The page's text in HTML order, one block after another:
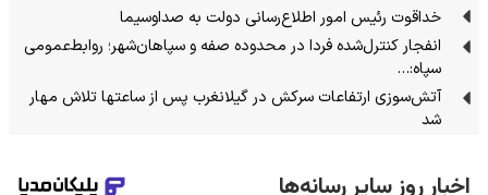
خداقوت رئیس امور اطلاع‌رسانی دولت به صداوسیما
انفجار کنترل‌شده فردا در محدوده صفه و سپاهان‌شهر؛ روابط‌عمومی
سپاه:…
آتش‌سوزی ارتفاعات سرکش در گیلانغرب پس از ساعتها تلاش مهار
شد